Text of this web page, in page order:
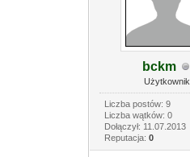
bckm
Użytkownik
Liczba postów: 9
Liczba wątków: 0
Dołączył: 11.07.2013
Reputacja: 0